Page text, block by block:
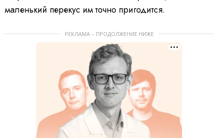
маленький перекус им точно пригодится.
РЕКЛАМА – ПРОДОЛЖЕНИЕ НИЖЕ